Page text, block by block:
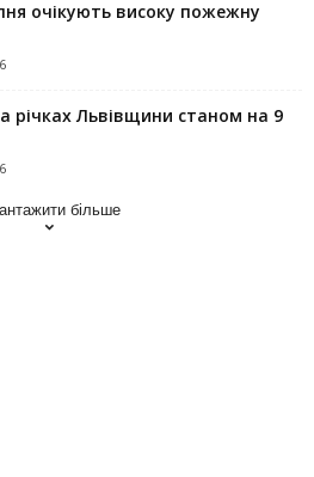
очікують високу пожежну
річках Львівщини станом на 9
більше